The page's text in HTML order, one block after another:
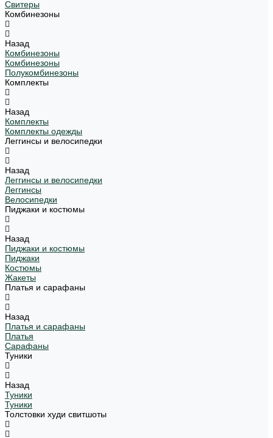
Свитеры
Комбинезоны
Назад
Комбинезоны
Комбинезоны
Полукомбинезоны
Комплекты
Назад
Комплекты
Комплекты одежды
Леггинсы и велосипедки
Назад
Леггинсы и велосипедки
Леггинсы
Велосипедки
Пиджаки и костюмы
Назад
Пиджаки и костюмы
Пиджаки
Костюмы
Жакеты
Платья и сарафаны
Назад
Платья и сарафаны
Платья
Сарафаны
Туники
Назад
Туники
Туники
Толстовки худи свитшоты